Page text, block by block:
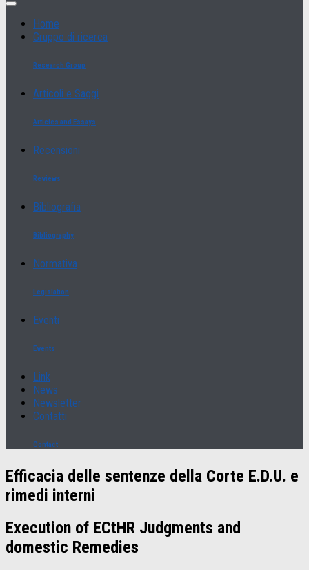
Home
Gruppo di ricerca
Research Group
Articoli e Saggi
Articles and Essays
Recensioni
Reviews
Bibliografia
Bibliography
Normativa
Legislation
Eventi
Events
Link
News
Newsletter
Contatti
Contact
Efficacia delle sentenze della Corte E.D.U. e
rimedi interni
Execution of ECtHR Judgments and
domestic Remedies